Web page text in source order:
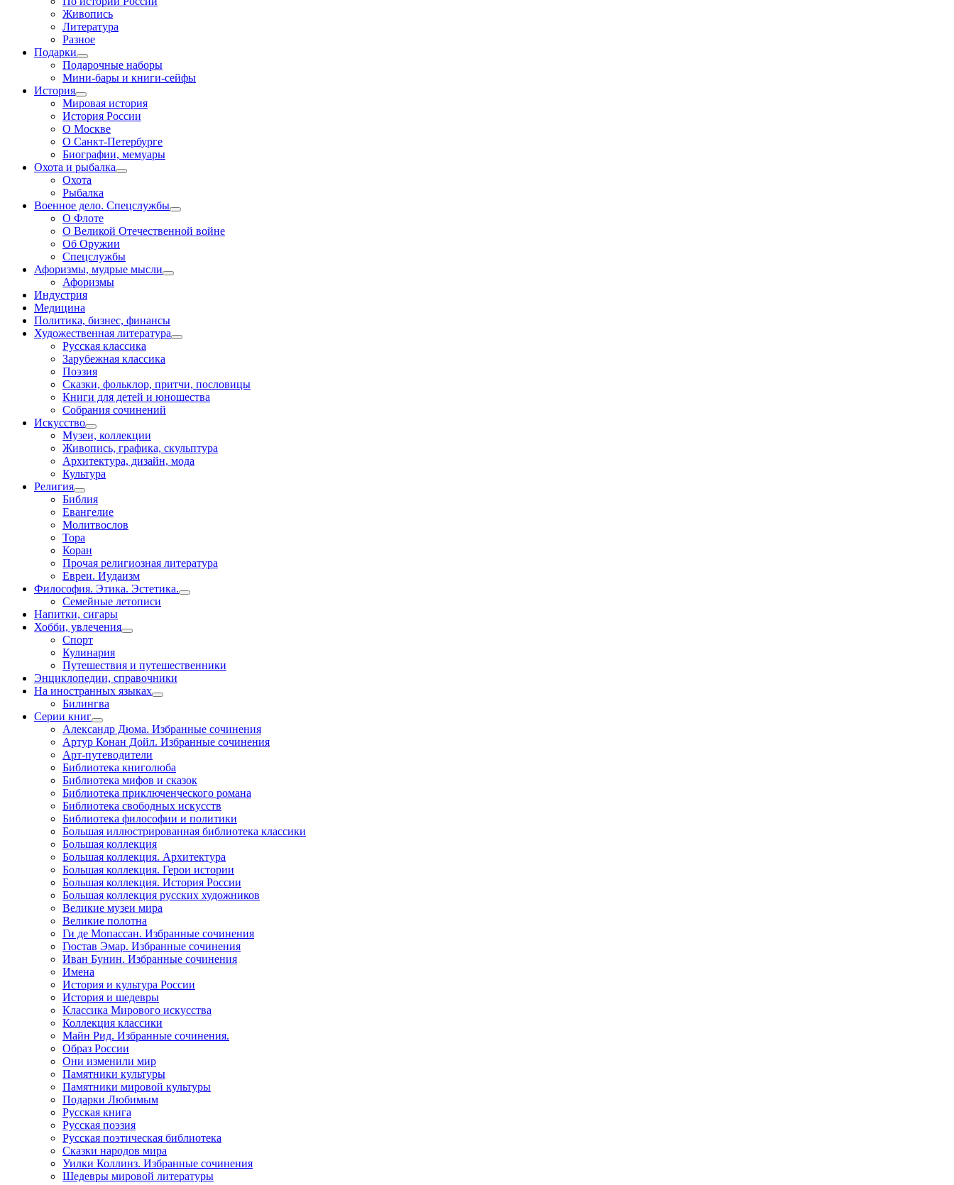
Живопись
Литература
Разное
Подарки
Подарочные наборы
Мини-бары и книги-сейфы
История
Мировая история
История России
О Москве
О Санкт-Петербурге
Биографии, мемуары
Охота и рыбалка
Охота
Рыбалка
Военное дело. Спецслужбы
О Флоте
О Великой Отечественной войне
Об Оружии
Спецслужбы
Афоризмы, мудрые мысли
Афоризмы
Индустрия
Медицина
Политика, бизнес, финансы
Художественная литература
Русская классика
Зарубежная классика
Поэзия
Сказки, фольклор, притчи, пословицы
Книги для детей и юношества
Собрания сочинений
Искусство
Музеи, коллекции
Живопись, графика, скульптура
Архитектура, дизайн, мода
Культура
Религия
Библия
Евангелие
Молитвослов
Тора
Коран
Прочая религиозная литература
Евреи. Иудаизм
Философия. Этика. Эстетика.
Семейные летописи
Напитки, сигары
Хобби, увлечения
Спорт
Кулинария
Путешествия и путешественники
Энциклопедии, справочники
На иностранных языках
Билингва
Серии книг
Александр Дюма. Избранные сочинения
Артур Конан Дойл. Избранные сочинения
Арт-путеводители
Библиотека книголюба
Библиотека мифов и сказок
Библиотека приключенческого романа
Библиотека свободных искусств
Библиотека философии и политики
Большая иллюстрированная библиотека классики
Большая коллекция
Большая коллекция. Архитектура
Большая коллекция. Герои истории
Большая коллекция. История России
Большая коллекция русских художников
Великие музеи мира
Великие полотна
Ги де Мопассан. Избранные сочинения
Гюстав Эмар. Избранные сочинения
Иван Бунин. Избранные сочинения
Имена
История и культура России
История и шедевры
Классика Мирового искусства
Коллекция классики
Майн Рид. Избранные сочинения.
Образ России
Они изменили мир
Памятники культуры
Памятники мировой культуры
Подарки Любимым
Русская книга
Русская поэзия
Русская поэтическая библиотека
Сказки народов мира
Уилки Коллинз. Избранные сочинения
Шедевры мировой литературы